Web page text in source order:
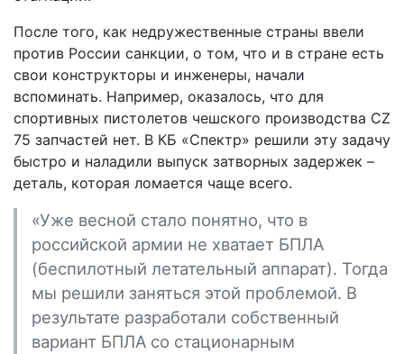
После того, как недружественные страны ввели
против России санкции, о том, что и в стране есть
свои конструкторы и инженеры, начали
вспоминать. Например, оказалось, что для
спортивных пистолетов чешского производства CZ
75 запчастей нет. В КБ «Спектр» решили эту задачу
быстро и наладили выпуск затворных задержек –
деталь, которая ломается чаще всего.
«Уже весной стало понятно, что в
российской армии не хватает БПЛА
(беспилотный летательный аппарат). Тогда
мы решили заняться этой проблемой. В
результате разработали собственный
вариант БПЛА со стационарным